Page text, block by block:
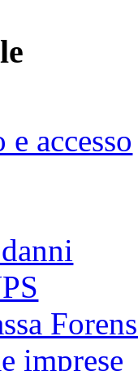
accesso
imprese